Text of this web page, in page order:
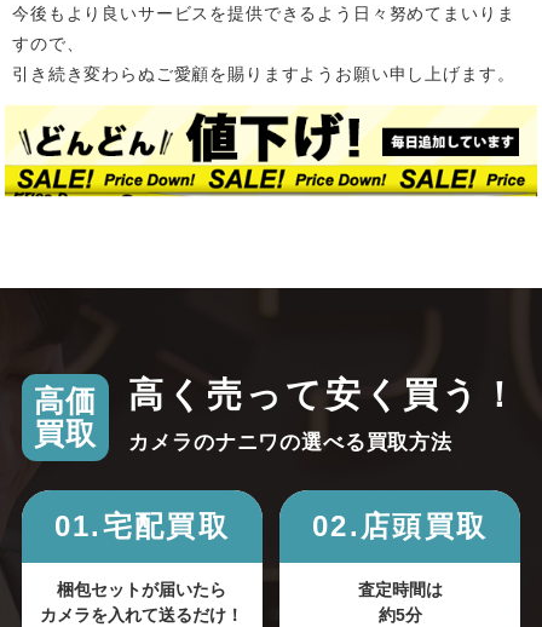
今後もより良いサービスを提供できるよう日々努めてまいりま
すので、
引き続き変わらぬご愛顧を賜りますようお願い申し上げます。
高価
買取
高く売って安く買う！
カメラのナニワの選べる買取方法
01.宅配買取
梱包セットが届いたら
カメラを入れて送るだけ！
02.店頭買取
査定時間は
約5分